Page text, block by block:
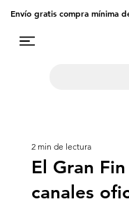
Envío gratis compra mínima
El Gran
canales
2 min de lectura